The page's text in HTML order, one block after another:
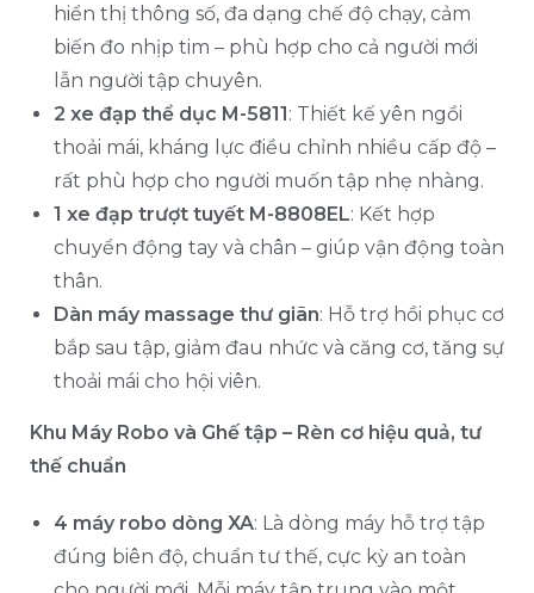
hiển thị thông số, đa dạng chế độ chạy, cảm
biến đo nhịp tim – phù hợp cho cả người mới
lẫn người tập chuyên.
2 xe đạp thể dục M-5811: Thiết kế yên ngồi
thoải mái, kháng lực điều chỉnh nhiều cấp độ –
rất phù hợp cho người muốn tập nhẹ nhàng.
1 xe đạp trượt tuyết M-8808EL: Kết hợp
chuyển động tay và chân – giúp vận động toàn
thân.
Dàn máy massage thư giãn: Hỗ trợ hồi phục cơ
bắp sau tập, giảm đau nhức và căng cơ, tăng sự
thoải mái cho hội viên.
Khu Máy Robo và Ghế tập – Rèn cơ hiệu quả, tư
thế chuẩn
4 máy robo dòng XA: Là dòng máy hỗ trợ tập
đúng biên độ, chuẩn tư thế, cực kỳ an toàn